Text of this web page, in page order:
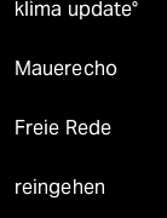
klima update°
Mauerecho
Freie Rede
reingehen